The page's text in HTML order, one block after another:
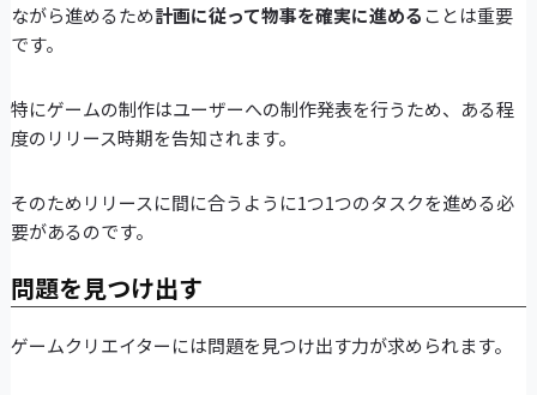
ながら進めるため計画に従って物事を確実に進めることは重要
です。
特にゲームの制作はユーザーへの制作発表を行うため、ある程
度のリリース時期を告知されます。
そのためリリースに間に合うように1つ1つのタスクを進める必
要があるのです。
問題を見つけ出す
ゲームクリエイターには問題を見つけ出す力が求められます。